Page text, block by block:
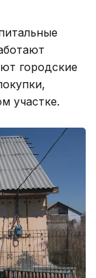
городские
участке.